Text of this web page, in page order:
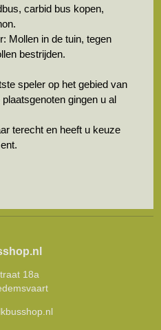
carbid bus kopen,
Mollen in de tuin, tegen
bestrijden.
speler op het gebied van
gingen u al
terecht en heeft u keuze
18a